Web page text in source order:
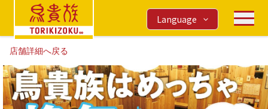
Language
店舗詳細へ戻る